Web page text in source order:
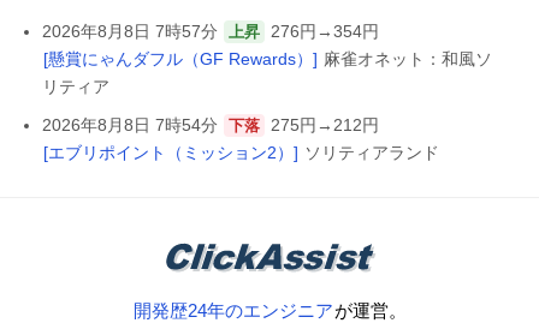
2026年8月8日 7時57分 上昇 276円→354円
[懸賞にゃんダフル（GF Rewards）] 麻雀オネット：和風ソ
リティア
2026年8月8日 7時54分
下落 275円→212円
[エブリポイント（ミッション2）] ソリティアランド
開発歴24年のエンジニアが運営。